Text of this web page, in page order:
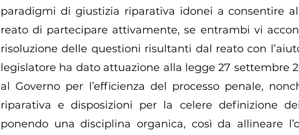
paradigmi di giustizia riparativa idonei a consentire
reato di partecipare attivamente, se entrambi vi
risoluzione delle questioni risultanti dal reato con
legislatore ha dato attuazione alla legge 27 settembre
al Governo per l’efficienza del processo penale,
riparativa e disposizioni per la celere definizione
ponendo una disciplina organica, così da allineare